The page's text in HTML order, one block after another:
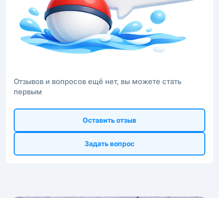
Отзывов и вопросов ещё нет, вы можете стать
первым
Оставить отзыв
Задать вопрос